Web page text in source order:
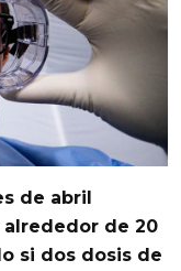
de abril
de 20
si dos dosis de